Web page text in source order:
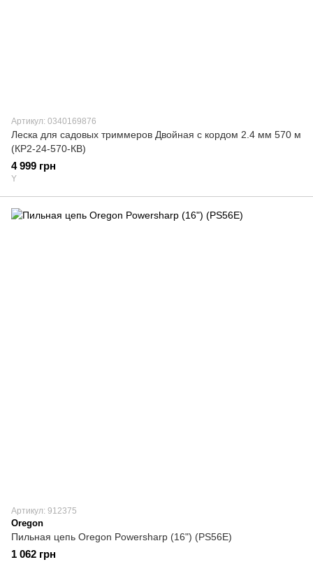
Артикул: 0340169876
Леска для садовых триммеров Двойная с кордом 2.4 мм 570 м
(КР2-24-570-КВ)
4 999 грн
Y
Артикул: 912375
Oregon
Пильная цепь Oregon Powersharp (16") (PS56E)
1 062 грн